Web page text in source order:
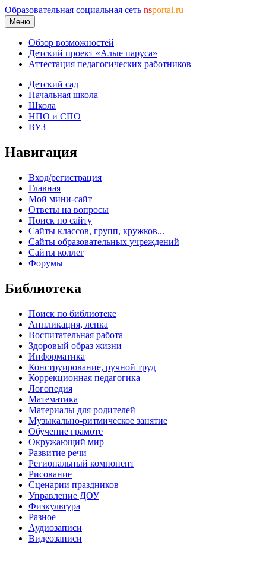
Образовательная социальная сеть nsportal.ru
Меню
Обзор возможностей
Детский проект «Алые паруса»
Аттестация педагогических работников
Детский сад
Начальная школа
Школа
НПО и СПО
ВУЗ
Навигация
Вход/регистрация
Главная
Мой мини-сайт
Ответы на вопросы
Поиск по сайту
Сайты классов, групп, кружков...
Сайты образовательных учреждений
Сайты коллег
Форумы
Библиотека
Поиск по библиотеке
Аппликация, лепка
Воспитательная работа
Здоровый образ жизни
Информатика
Конструирование, ручной труд
Коррекционная педагогика
Логопедия
Математика
Материалы для родителей
Музыкально-ритмическое занятие
Обучение грамоте
Окружающий мир
Развитие речи
Региональный компонент
Рисование
Сценарии праздников
Управление ДОУ
Физкультура
Разное
Аудиозаписи
Видеозаписи